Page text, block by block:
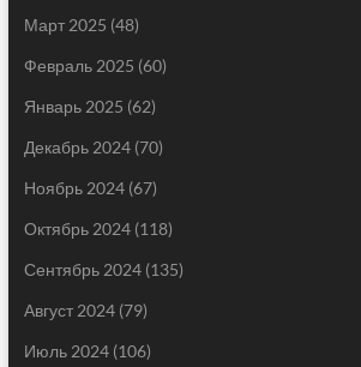
Март 2025 (48)
Февраль 2025 (60)
Январь 2025 (62)
Декабрь 2024(70)
Ноябрь 2024(67)
Октябрь 2024(118)
Сентябрь 2024(135)
Август 2024(79)
Июль 2024(106)